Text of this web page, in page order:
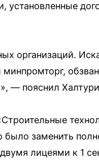
установленные
организаций.
— пояснил
заменить
лицеями к 1